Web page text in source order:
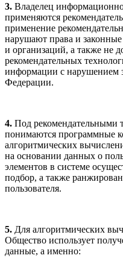
3. Владелец
применяются
применение
нарушают права и
и организаций, а также не
рекомендательных
информации с нарушением
Федерации.
4. Под рекомендательными
понимаются программные
алгоритмических
на основании данных о
элементов в системе
подбор, а также
пользователя.
5. Для алгоритмических
Общество использует
данные, а именно: